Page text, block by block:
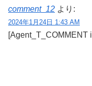
comment_12 より:
2024年1月24日 1:43 AM
[Agent_T_COMMENT